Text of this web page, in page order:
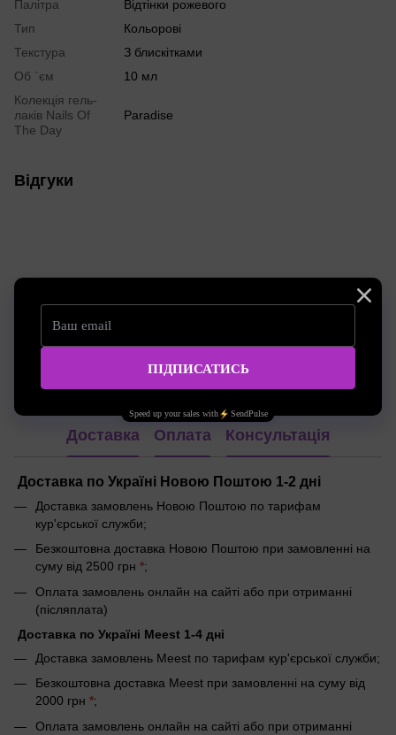
Палітра
Відтінки рожевого
Тип
Кольорові
Текстура
З блискітками
Об `єм
10 мл
Колекція гель-
лаків Nails Of
The Day
Paradise
Відгуки
Написати відгук
Доставка Оплата Консультація
Доставка по Україні Новою Поштою 1-2 дні
Доставка замовлень Новою Поштою по тарифам
кур'єрської служби;
Безкоштовна доставка Новою Поштою при замовленні на
суму від 2500 грн *;
Оплата замовлень онлайн на сайті або при отриманні
(післяплата)
Доставка по Україні Meest 1-4 дні
Доставка замовлень Meest по тарифам кур'єрської служби;
Безкоштовна доставка Meest при замовленні на суму від
2000 грн *;
Оплата замовлень онлайн на сайті або при отриманні